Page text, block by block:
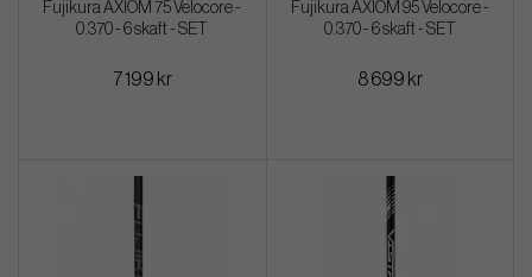
Fujikura AXIOM 75 Velocore -
0.370 - 6 skaft - SET
7 199 kr
Fujikura AXIOM 95 Velocore -
0.370 - 6 skaft - SET
8 699 kr